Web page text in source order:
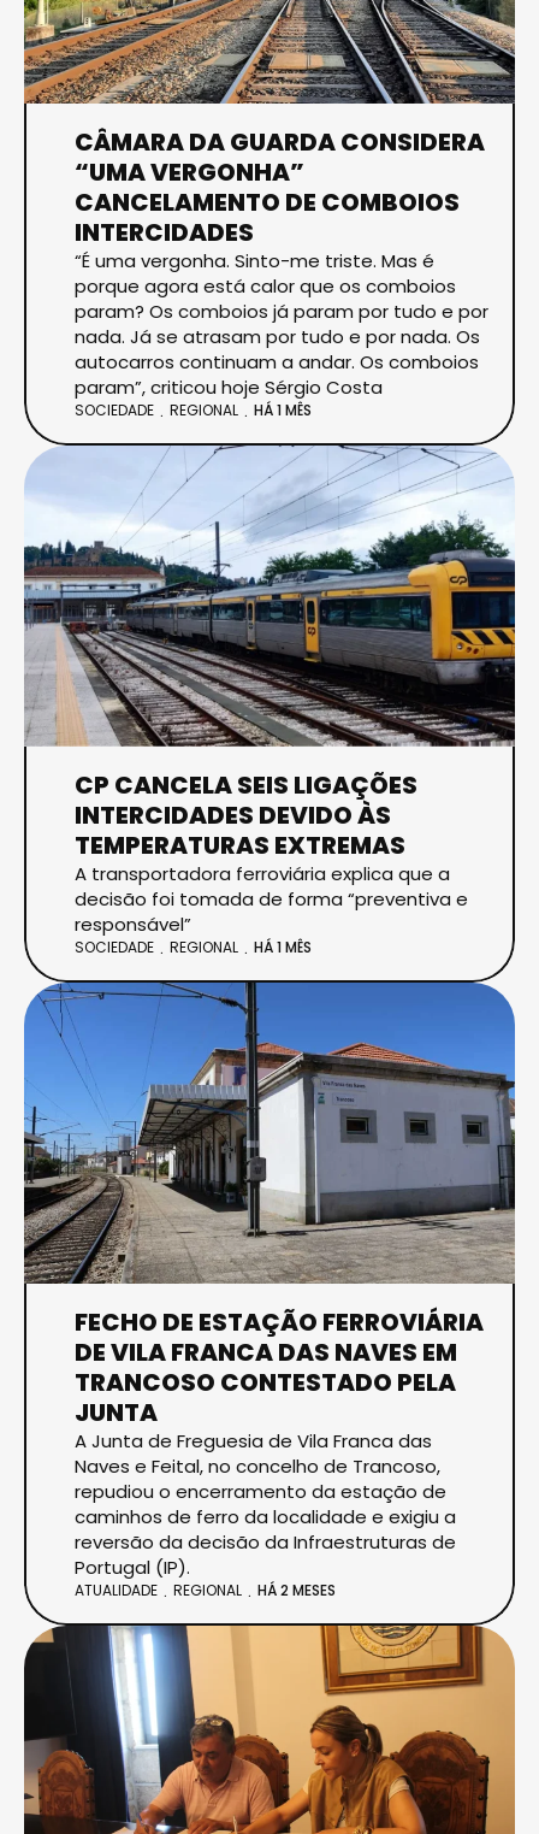
CÂMARA DA GUARDA CONSIDERA
“UMA VERGONHA”
CANCELAMENTO DE COMBOIOS
INTERCIDADES
“É uma vergonha. Sinto-me triste. Mas é
porque agora está calor que os comboios
param? Os comboios já param por tudo e por
nada. Já se atrasam por tudo e por nada. Os
autocarros continuam a andar. Os comboios
param”, criticou hoje Sérgio Costa
SOCIEDADE REGIONAL HÁ 1 MÊS
CP CANCELA SEIS LIGAÇÕES
INTERCIDADES DEVIDO ÀS
TEMPERATURAS EXTREMAS
A transportadora ferroviária explica que a
decisão foi tomada de forma “preventiva e
responsável”
SOCIEDADE REGIONAL HÁ 1 MÊS
FECHO DE ESTAÇÃO FERROVIÁRIA
DE VILA FRANCA DAS NAVES EM
TRANCOSO CONTESTADO PELA
JUNTA
A Junta de Freguesia de Vila Franca das
Naves e Feital, no concelho de Trancoso,
repudiou o encerramento da estação de
caminhos de ferro da localidade e exigiu a
reversão da decisão da Infraestruturas de
Portugal (IP).
ATUALIDADE REGIONAL HÁ 2 MESES